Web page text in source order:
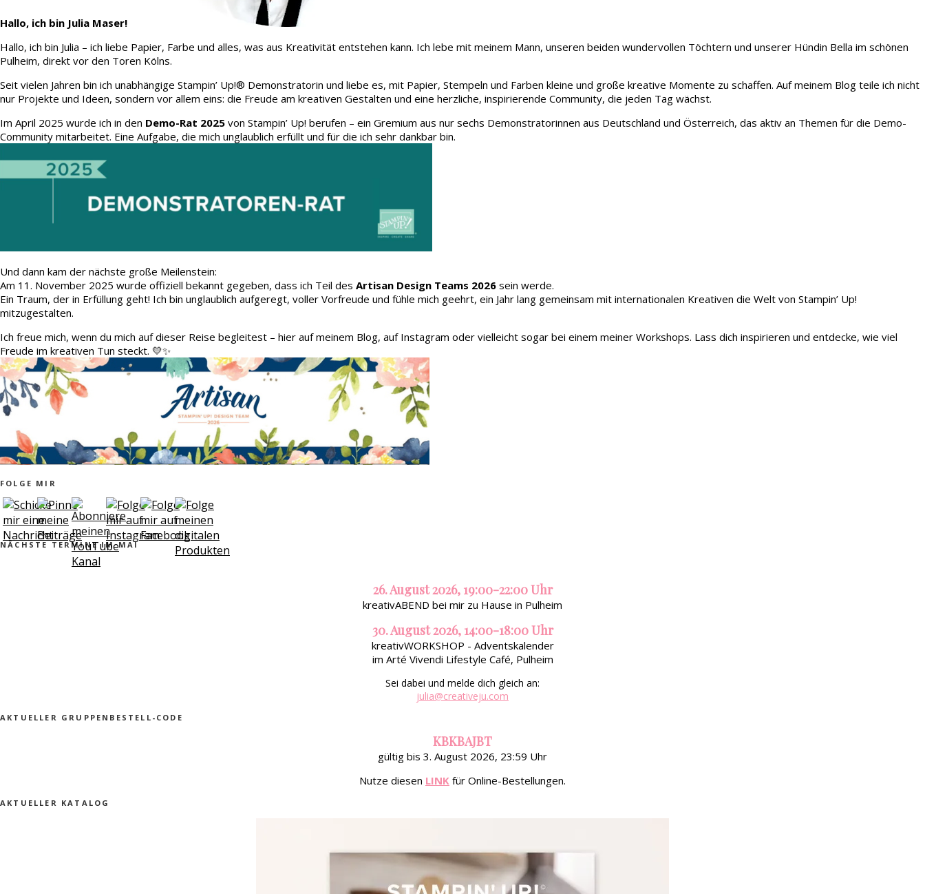
Hallo, ich bin Julia Maser!
Hallo, ich bin Julia – ich liebe Papier, Farbe und alles, was aus Kreativität entstehen kann. Ich lebe mit meinem Mann, unseren beiden wundervollen Töchtern und unserer Hündin Bella im schönen
Pulheim, direkt vor den Toren Kölns.
Seit vielen Jahren bin ich unabhängige Stampin’ Up!® Demonstratorin und liebe es, mit Papier, Stempeln und Farben kleine und große kreative Momente zu schaffen. Auf meinem Blog teile ich nicht
nur Projekte und Ideen, sondern vor allem eins: die Freude am kreativen Gestalten und eine herzliche, inspirierende Community, die jeden Tag wächst.
Im April 2025 wurde ich in den Demo-Rat 2025 von Stampin’ Up! berufen – ein Gremium aus nur sechs Demonstratorinnen aus Deutschland und Österreich, das aktiv an Themen für die Demo-
Community mitarbeitet. Eine Aufgabe, die mich unglaublich erfüllt und für die ich sehr dankbar bin.
Und dann kam der nächste große Meilenstein:
Am 11. November 2025 wurde offiziell bekannt gegeben, dass ich Teil des Artisan Design Teams 2026 sein werde.
Ein Traum, der in Erfüllung geht! Ich bin unglaublich aufgeregt, voller Vorfreude und fühle mich geehrt, ein Jahr lang gemeinsam mit internationalen Kreativen die Welt von Stampin’ Up!
mitzugestalten.
Ich freue mich, wenn du mich auf dieser Reise begleitest – hier auf meinem Blog, auf Instagram oder vielleicht sogar bei einem meiner Workshops. Lass dich inspirieren und entdecke, wie viel
Freude im kreativen Tun steckt. 💛✨
FOLGE MIR
NÄCHSTE TERMINE IM MAI
26. August 2026, 19:00-22:00 Uhr
kreativABEND bei mir zu Hause in Pulheim
30. August 2026, 14:00-18:00 Uhr
kreativWORKSHOP - Adventskalender
im Arté Vivendi Lifestyle Café, Pulheim
Sei dabei und melde dich gleich an:
julia@creativeju.com
AKTUELLER GRUPPENBESTELL-CODE
KBKBAJBT
gültig bis 3. August 2026, 23:59 Uhr
Nutze diesen LINK für Online-Bestellungen.
AKTUELLER KATALOG